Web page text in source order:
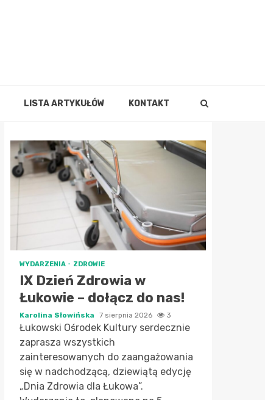
LISTA ARTYKUŁÓW KONTAKT
WYDARZENIA ZDROWIE
IX Dzień Zdrowia w
Łukowie – dołącz do nas!
Karolina Słowińska 7 sierpnia 2026 3
Łukowski Ośrodek Kultury serdecznie
zaprasza wszystkich
zainteresowanych do zaangażowania
się w nadchodzącą, dziewiątą edycję
„Dnia Zdrowia dla Łukowa”.